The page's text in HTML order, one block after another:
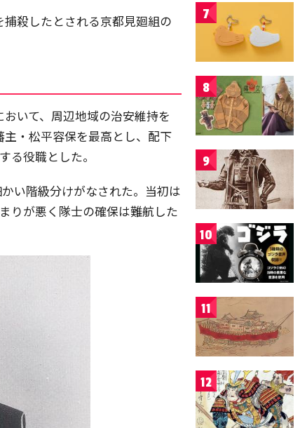
殺したとされる京都見廻組の
いて、周辺地域の治安維持を
・松平容保を最高とし、配下
る役職とした。
い階級分けがなされた。当初は
りが悪く隊士の確保は難航した
7
8
9
10
11
12